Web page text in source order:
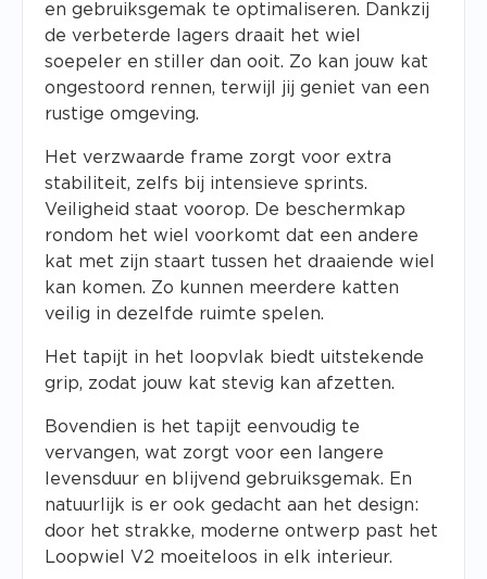
en gebruiksgemak te optimaliseren. Dankzij
de verbeterde lagers draait het wiel
soepeler en stiller dan ooit. Zo kan jouw kat
ongestoord rennen, terwijl jij geniet van een
rustige omgeving.
Het verzwaarde frame zorgt voor extra
stabiliteit, zelfs bij intensieve sprints.
Veiligheid staat voorop. De beschermkap
rondom het wiel voorkomt dat een andere
kat met zijn staart tussen het draaiende wiel
kan komen. Zo kunnen meerdere katten
veilig in dezelfde ruimte spelen.
Het tapijt in het loopvlak biedt uitstekende
grip, zodat jouw kat stevig kan afzetten.
Bovendien is het tapijt eenvoudig te
vervangen, wat zorgt voor een langere
levensduur en blijvend gebruiksgemak. En
natuurlijk is er ook gedacht aan het design:
door het strakke, moderne ontwerp past het
Loopwiel V2 moeiteloos in elk interieur.